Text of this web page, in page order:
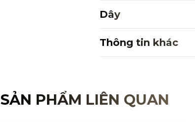
Dây
Thông tin khác
SẢN PHẨM LIÊN QUAN